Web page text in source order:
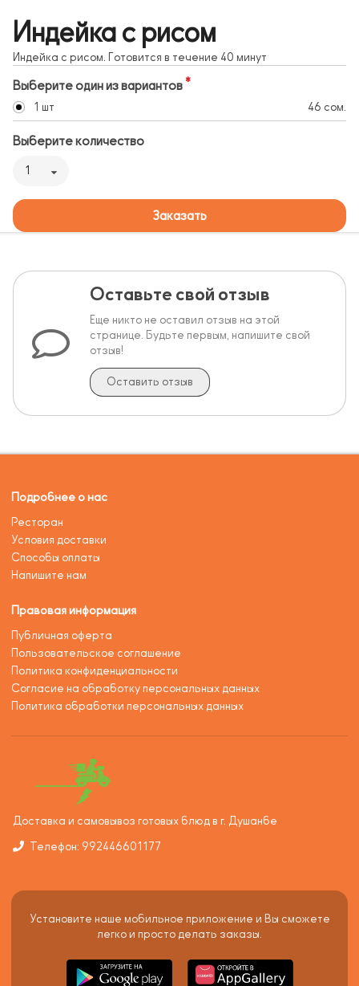
Индейка с рисом
Индейка с рисом. Готовится в течение 40 минут
Выберите один из вариантов
1 шт 46 сом.
Выберите количество
1
Заказать
Оставьте свой отзыв
Еще никто не оставил отзыв на этой
странице. Будьте первым, напишите свой
отзыв!
Оставить отзыв
Подробнее о нас
Ресторан
Условия доставки
Способы оплаты
Напишите нам
Правовая информация
Публичная оферта
Пользовательское соглашение
Политика конфиденциальности
Согласие на обработку персональных данных
Политика обработки персональных данных
Доставка и самовывоз готовых блюд в г. Душанбе
Телефон: 992446601177
Установите наше мобильное приложение и Вы сможете
легко и просто делать заказы.